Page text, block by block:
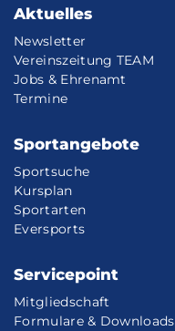
Aktuelles
Newsletter
Vereinszeitung TEAM
Jobs & Ehrenamt
Termine
Sportangebote
Sportsuche
Kursplan
Sportarten
Eversports
Servicepoint
Mitgliedschaft
Formulare & Downloads